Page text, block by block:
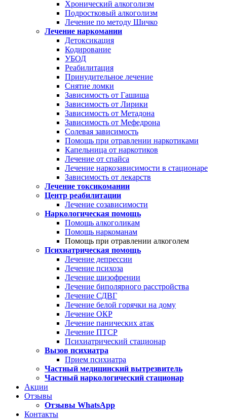
Хронический алкоголизм
Подростковый алкоголизм
Лечение по методу Шичко
Лечение наркомании
Детоксикация
Кодирование
УБОД
Реабилитация
Принудительное лечение
Снятие ломки
Зависимость от Гашиша
Зависимость от Лирики
Зависимость от Метадона
Зависимость от Мефедрона
Солевая зависимость
Помощь при отравлении наркотиками
Капельница от наркотиков
Лечение от спайса
Лечение наркозависимости в стационаре
Зависимость от лекарств
Лечение токсикомании
Центр реабилитации
Лечение созависимости
Наркологическая помощь
Помощь алкоголикам
Помощь наркоманам
Помощь при отравлении алкоголем
Психиатрическая помощь
Лечение депрессии
Лечение психоза
Лечение шизофрении
Лечение биполярного расстройства
Лечение СДВГ
Лечение белой горячки на дому
Лечение ОКР
Лечение панических атак
Лечение ПТСР
Психиатрический стационар
Вызов психиатра
Прием психиатра
Частный медицинский вытрезвитель
Частный наркологический стационар
Акции
Отзывы
Отзывы WhatsApp
Контакты